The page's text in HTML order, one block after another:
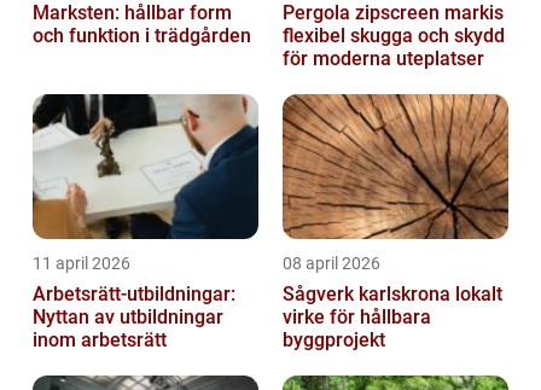
Marksten: hållbar form
och funktion i trädgården
Pergola zipscreen markis
flexibel skugga och skydd
för moderna uteplatser
11 april 2026
Arbetsrätt-utbildningar:
Nyttan av utbildningar
inom arbetsrätt
08 april 2026
Sågverk karlskrona lokalt
virke för hållbara
byggprojekt